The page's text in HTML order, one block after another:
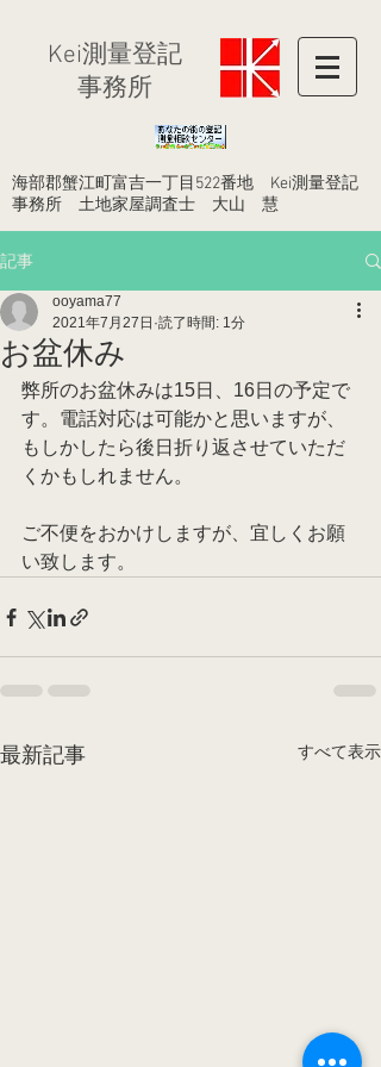
​Kei測量登記
事務所
​海部郡蟹江町富吉一丁目522番地 Kei測量登記
事務所 土地家屋調査士 大山 慧
記事
お盆休み
ooyama77
2021年7月27日 読了時間: 1分
弊所のお盆休みは15日、16日の予定で
す。電話対応は可能かと思いますが、
もしかしたら後日折り返させていただ
くかもしれません。
ご不便をおかけしますが、宜しくお願
い致します。
最新記事 すべて表示